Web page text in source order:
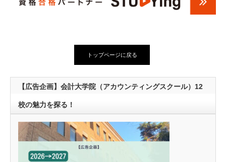
トップページに戻る
【広告企画】会計大学院（アカウンティングスクール）12
校の魅力を探る！